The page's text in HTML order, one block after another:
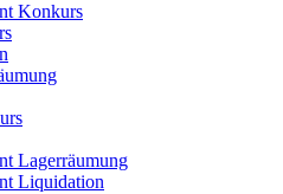
Konkurs
Lagerräumung
Liquidation